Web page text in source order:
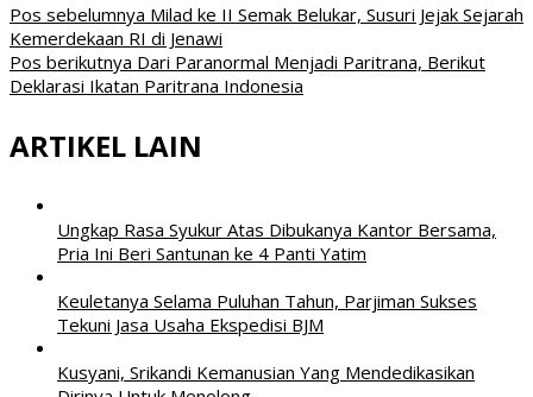
Pos sebelumnya Milad ke II Semak Belukar, Susuri Jejak Sejarah
Kemerdekaan RI di Jenawi
Pos berikutnya Dari Paranormal Menjadi Paritrana, Berikut
Deklarasi Ikatan Paritrana Indonesia
ARTIKEL LAIN
Ungkap Rasa Syukur Atas Dibukanya Kantor Bersama,
Pria Ini Beri Santunan ke 4 Panti Yatim
Keuletanya Selama Puluhan Tahun, Parjiman Sukses
Tekuni Jasa Usaha Ekspedisi BJM
Kusyani, Srikandi Kemanusian Yang Mendedikasikan